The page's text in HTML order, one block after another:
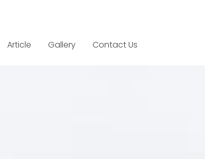
Article Gallery Contact Us